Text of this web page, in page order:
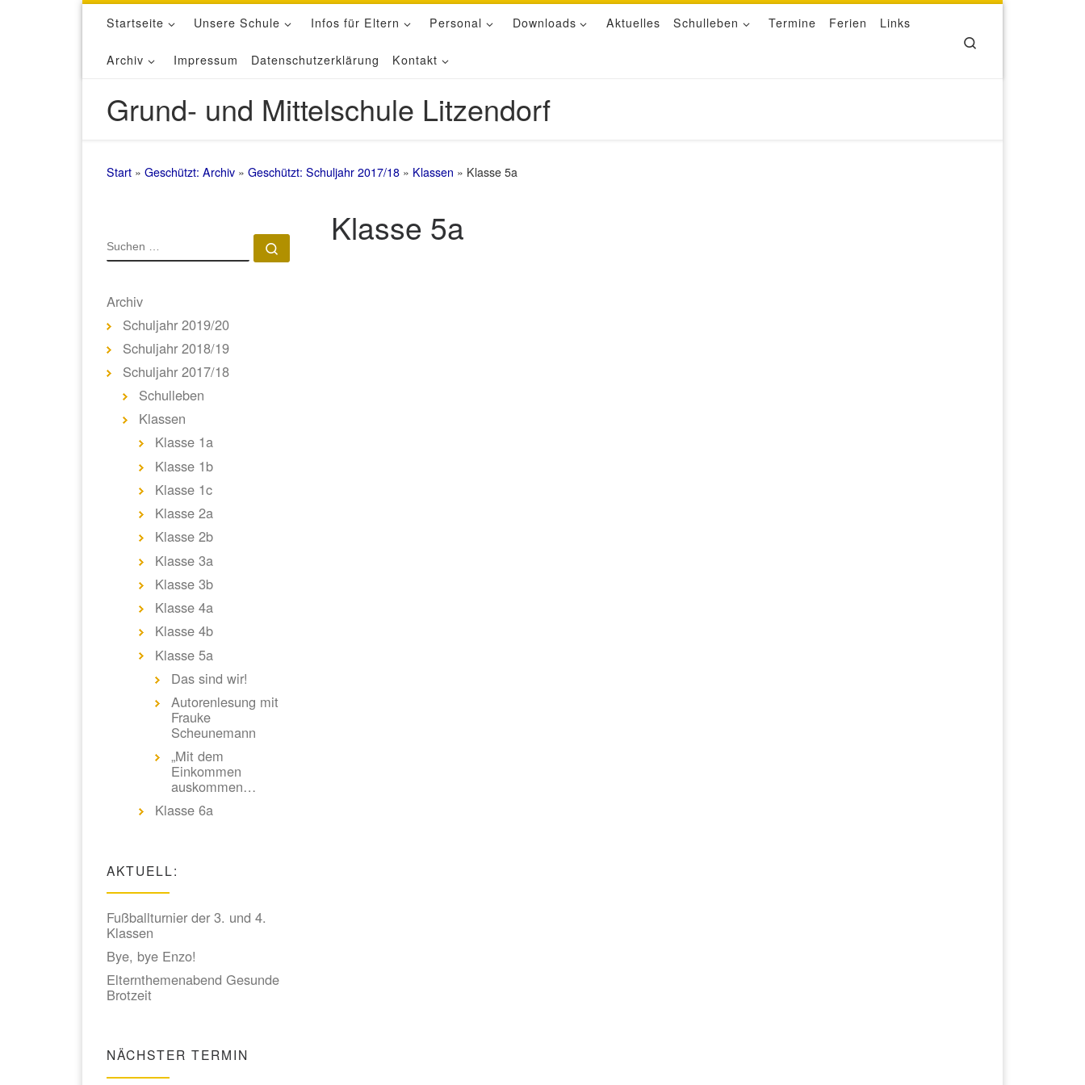
Zum Inhalt springenStartseite Unsere Schule Infos für Eltern Personal Downloads Aktuelles Schulleben Termine Ferien Links
Archiv Impressum Datenschutzerklärung Kontakt
Grund- und Mittelschule Litzendorf
Start » Geschützt: Archiv » Geschützt: Schuljahr 2017/18 » Klassen » Klasse 5a
Klasse 5a
SUCHE
Archiv
Schuljahr 2019/20
Schuljahr 2018/19
Schuljahr 2017/18
Schulleben
Klassen
Klasse 1a
Klasse 1b
Klasse 1c
Klasse 2a
Klasse 2b
Klasse 3a
Klasse 3b
Klasse 4a
Klasse 4b
Klasse 5a
Das sind wir!
Autorenlesung mit
Frauke
Scheunemann
„Mit dem
Einkommen
auskommen…
Klasse 6a
AKTUELL:
Fußballturnier der 3. und 4.
Klassen
Bye, bye Enzo!
Elternthemenabend Gesunde
Brotzeit
NÄCHSTER TERMIN